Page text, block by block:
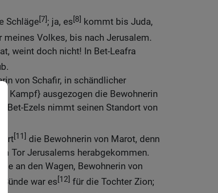
Schläge[7]; ja, es[8] kommt bis Juda,
Volkes, bis nach Jerusalem.
weint doch nicht! In Bet-Leafra
von Schafir, in schändlicher
Kampf} ausgezogen die Bewohnerin
Bet-Ezels nimmt seinen Standort von
[11] die Bewohnerin von Marot, denn
Tor Jerusalems herabgekommen.
an den Wagen, Bewohnerin von
war es[12] für die Tochter Zion;